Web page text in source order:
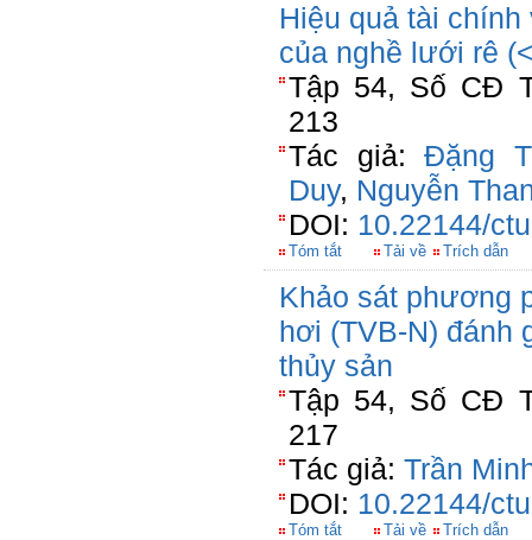
Hiệu quả tài
của nghề lưới rê
Tập 54, Số CĐ
213
Tác giả:Đặng
Duy, Nguyễn
DOI: 10.22144/
Tóm tắt Tải về Trích dẫn
Khảo sát phương
hơi (TVB-N) đánh
thủy sản
Tập 54, Số CĐ
217
Tác giả: Trần
DOI: 10.22144/
Tóm tắt Tải về Trích dẫn